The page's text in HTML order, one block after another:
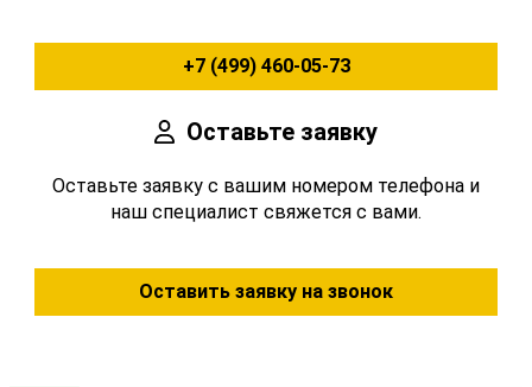
+7 (499) 460-05-73
Оставьте заявку
Оставьте заявку с вашим номером телефона и
наш специалист свяжется с вами.
Оставить заявку на звонок